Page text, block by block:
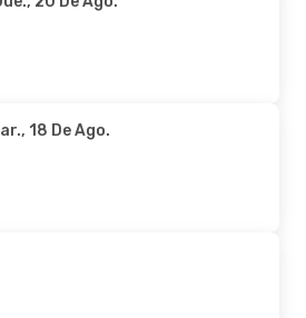
18 De Ago.